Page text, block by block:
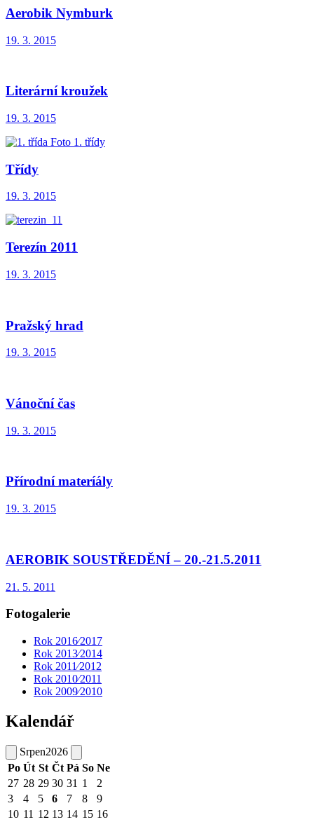
Aerobik Nymburk
19. 3. 2015
Literární kroužek
19. 3. 2015
Třídy
19. 3. 2015
Terezín 2011
19. 3. 2015
Pražský hrad
19. 3. 2015
Vánoční čas
19. 3. 2015
Přírodní materíály
19. 3. 2015
AEROBIK SOUSTŘEDĚNÍ – 20.-21.5.2011
21. 5. 2011
Fotogalerie
Rok 2016⁄2017
Rok 2013⁄2014
Rok 2011⁄2012
Rok 2010⁄2011
Rok 2009⁄2010
Kalendář
Srpen2026
Po Út St Čt Pá So Ne
27 28 29 30 31 1
2
3
4 5 6 7 8
9
10 11 12 13 14 15 16